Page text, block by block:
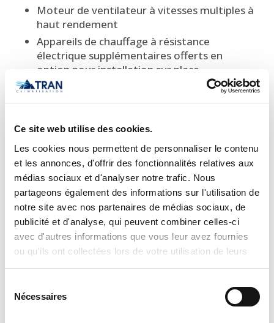
Ce site web utilise des cookies.
Les cookies nous permettent de personnaliser le contenu
et les annonces, d'offrir des fonctionnalités relatives aux
médias sociaux et d'analyser notre trafic. Nous
partageons également des informations sur l'utilisation de
notre site avec nos partenaires de médias sociaux, de
publicité et d'analyse, qui peuvent combiner celles-ci
avec d'autres informations que vous leur avez fournies
ou qu'ils ont collectées lors de votre utilisation de leurs
services.
Nécessaires
Moteur de ventilateur à vitesses multiples à
haut rendement
Appareils de chauffage à résistance
électrique supplémentaires offerts en
option pour installation sur place
Gestion du frigorigène par détendeur
thermostatiques (TVX)
pour une résistance supérieure à la
corrosion
Filtre à air lavable
Méthode de contrôle recommandée :
Thermostats des séries PerformanceMC ou
ComfortMC
CAPACITÉS
1,5-5 tonnes
Installation flexible : circulation d’air